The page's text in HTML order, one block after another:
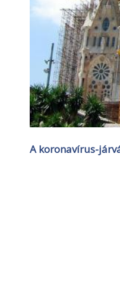
A koronavírus-